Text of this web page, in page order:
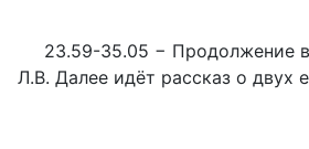
23.59-35.05 − Продолжение
Л.В. Далее идёт рассказ о двух